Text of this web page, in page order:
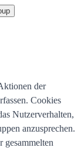
der
Cookies
Nutzerverhalten,
anzusprechen.
gesammelten